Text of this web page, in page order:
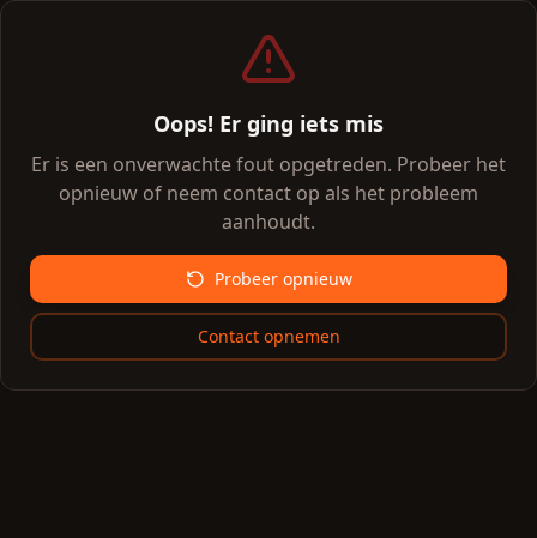
Oops! Er ging iets mis
Er is een onverwachte fout opgetreden. Probeer het
opnieuw of neem contact op als het probleem
aanhoudt.
Probeer opnieuw
Contact opnemen